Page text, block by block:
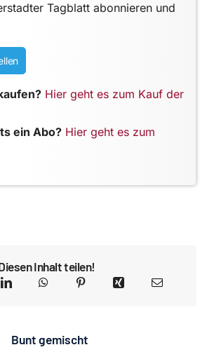
Tagblatt abonnieren und
Hier geht es zum Kauf der
ein Abo? Hier geht es zum
Inhalt teilen!
Bunt gemischt